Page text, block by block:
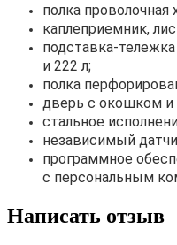
полка
каплеприемник,
подставка-
и 222 л;
полка
дверь с окошком
стальное
независимый
программное
с персональным
Написать отзыв